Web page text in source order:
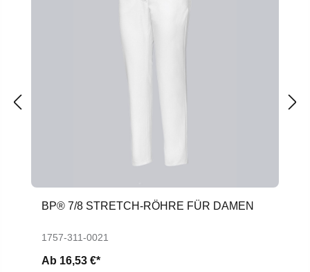
BP® 7/8 STRETCH-RÖHRE FÜR DAMEN
1757-311-0021
Ab 16,53 €*